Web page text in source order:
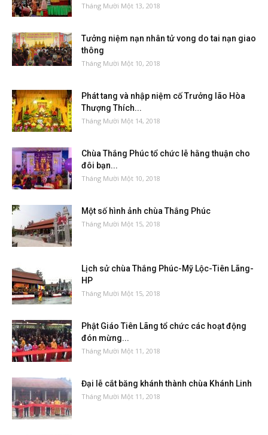
Tháng Mười Một 13, 2018
Tưởng niệm nạn nhân tử vong do tai nạn giao
thông
Tháng Mười Một 10, 2018
Phát tang và nhập niệm cố Trưởng lão Hòa
Thượng Thích...
Tháng Mười Một 14, 2018
Chùa Thắng Phúc tổ chức lễ hằng thuận cho
đôi bạn...
Tháng Mười Một 10, 2018
Một số hình ảnh chùa Thắng Phúc
Tháng Mười Một 15, 2018
Lịch sử chùa Thắng Phúc-Mỹ Lộc-Tiên Lãng-
HP
Tháng Mười Một 15, 2018
Phật Giáo Tiên Lãng tổ chức các hoạt động
đón mừng...
Tháng Mười Một 11, 2018
Đại lễ cắt băng khánh thành chùa Khánh Linh
Tháng Mười Một 11, 2018